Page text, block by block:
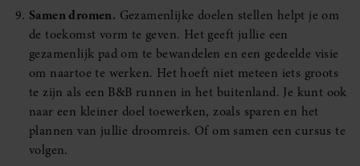
Samen dromen. Gezamenlijke doelen stellen helpt je om
de toekomst vorm te geven. Het geeft jullie een
gezamenlijk pad om te bewandelen en een gedeelde visie
om naartoe te werken. Het hoeft niet meteen iets groots
te zijn als een B&B runnen in het buitenland. Je kunt ook
naar een kleiner doel toewerken, zoals sparen en het
plannen van jullie droomreis. Of om samen een cursus te
volgen.